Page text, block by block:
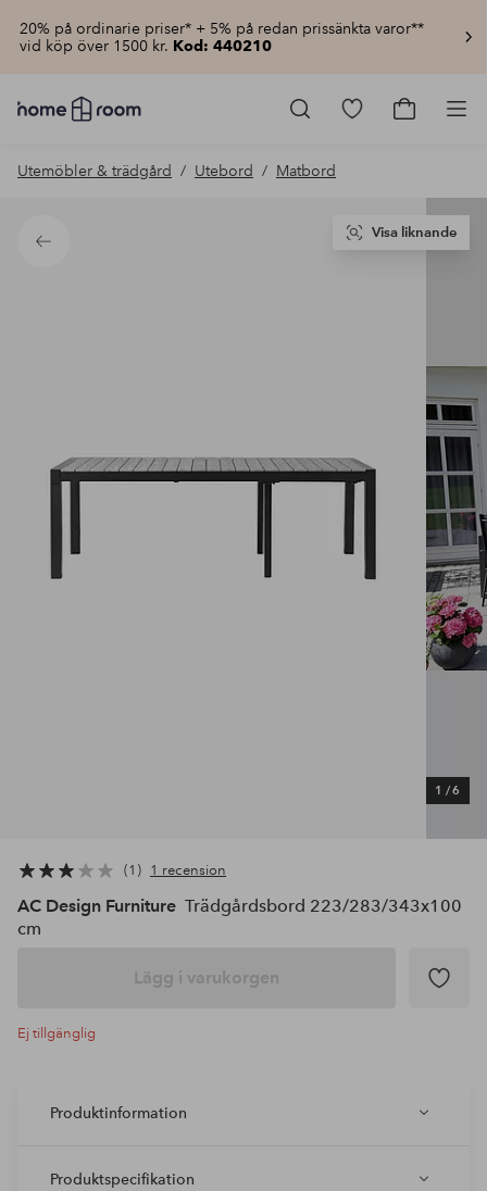
20% på ordinarie priser* + 5% på redan prissänkta varor**
vid köp över 1500 kr. Kod: 440210
Homeroom
–
hemmet
pris
Gå
Gå
Utemöbler & trädgård Utebord Matbord
Tillbaka
1 /6
Visa liknande
1 1 recension
AC Design Furniture Trädgårdsbord 223/283/343x100
cm
Lägg i varukorgen
Ej tillgänglig
Produktinformation
Produktspecifikation